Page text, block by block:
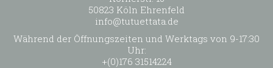
50823 Köln Ehrenfeld
info@tutuettata.de
Während der Öffnungszeiten und Werktags von 9-17:30
Uhr:
+(0)176 31514224